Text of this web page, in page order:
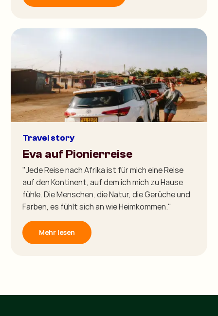
Travel story
Eva auf Pionierreise
"Jede Reise nach Afrika ist für mich eine Reise
auf den Kontinent, auf dem ich mich zu Hause
fühle. Die Menschen, die Natur, die Gerüche und
Farben, es fühlt sich an wie Heimkommen."
Mehr lesen